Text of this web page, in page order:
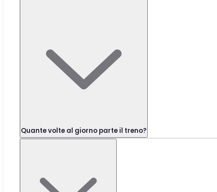
Quante volte al giorno parte il treno?